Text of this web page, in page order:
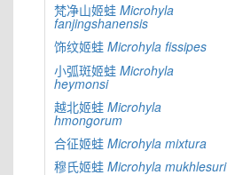
梵净山姬蛙 Microhyla
fanjingshanensis
饰纹姬蛙 Microhyla fissipes
小弧斑姬蛙 Microhyla
heymonsi
越北姬蛙 Microhyla
hmongorum
合征姬蛙 Microhyla mixtura
穆氏姬蛙 Microhyla mukhlesuri